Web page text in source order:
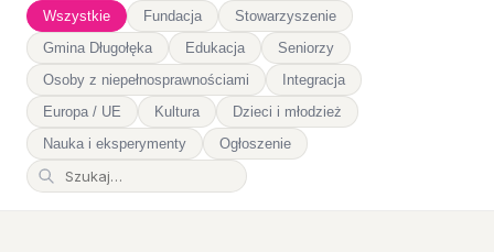
Wszystkie Fundacja
Stowarzyszenie
Gmina Długołęka
Edukacja
Seniorzy
Osoby z niepełnosprawnościami
Integracja
Europa / UE
Kultura
Dzieci i młodzież
Nauka i eksperymenty
Ogłoszenie